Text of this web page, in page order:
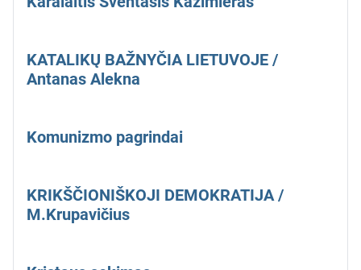
KATALIKŲ BAŽNYČIA LIETUVOJE /
Antanas Alekna
Komunizmo pagrindai
KRIKŠČIONIŠKOJI DEMOKRATIJA /
M.Krupavičius